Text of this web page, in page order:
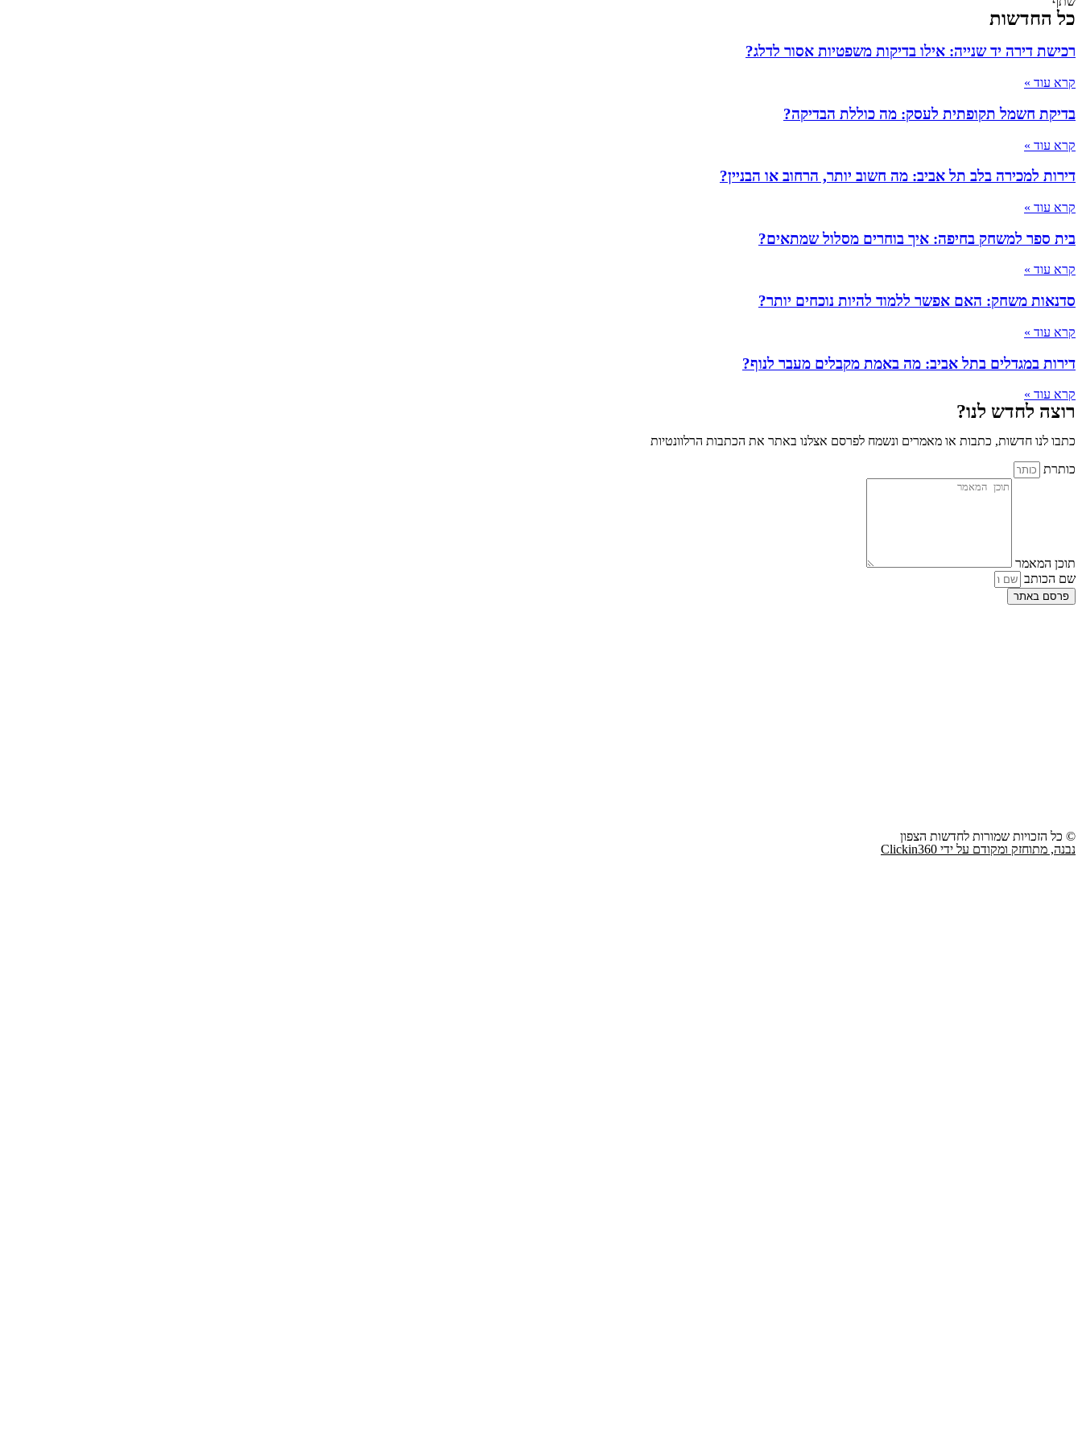
כל החדשות
רכישת דירה יד שנייה: אילו בדיקות משפטיות אסור לדלג?
קרא עוד »
בדיקת חשמל תקופתית לעסק: מה כוללת הבדיקה?
קרא עוד »
דירות למכירה בלב תל אביב: מה חשוב יותר, הרחוב או הבניין?
קרא עוד »
בית ספר למשחק בחיפה: איך בוחרים מסלול שמתאים?
קרא עוד »
סדנאות משחק: האם אפשר ללמוד להיות נוכחים יותר?
קרא עוד »
דירות במגדלים בתל אביב: מה באמת מקבלים מעבר לנוף?
קרא עוד »
רוצה לחדש לנו?
כתבו לנו חדשות, כתבות או מאמרים ונשמח לפרסם אצלנו באתר את הכתבות הרלוונטיות
כותרת
תוכן המאמר
שם הכותב
פרסם באתר
© כל הזכויות שמורות לחדשות הצפון
נבנה, מתוחזק ומקודם על ידי Clickin360